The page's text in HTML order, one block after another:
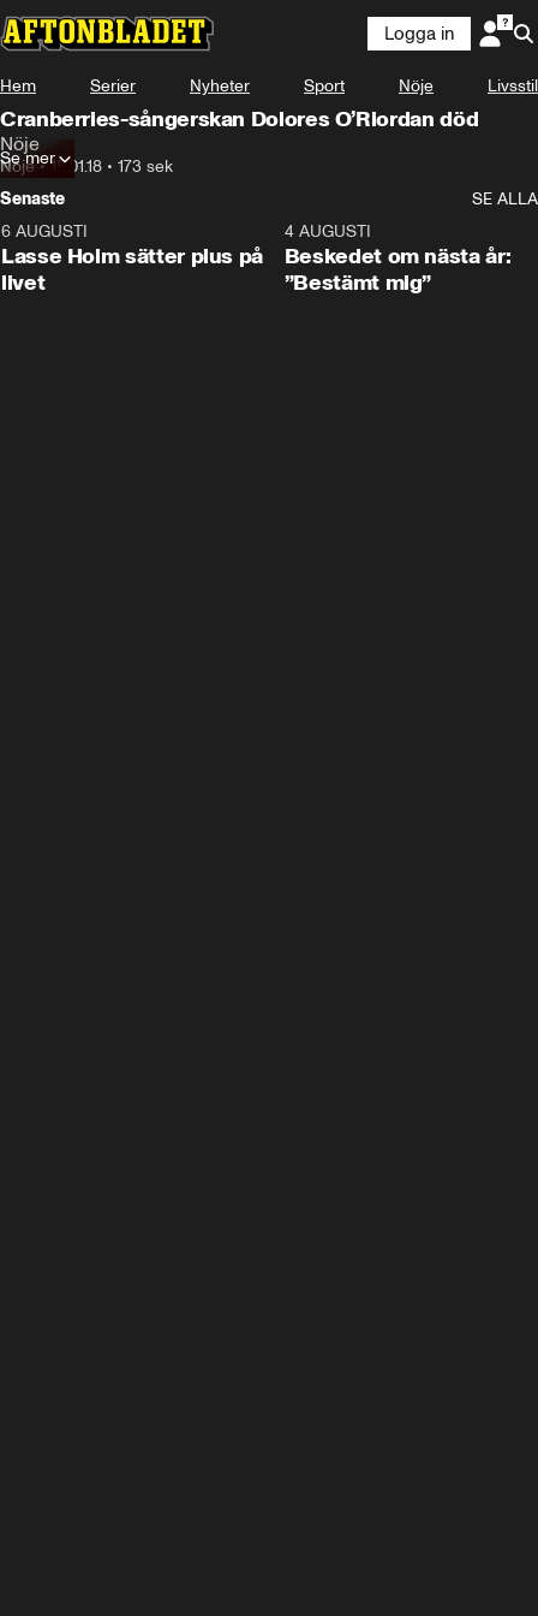
Logga in
Hem Serier Nyheter Sport Nöje Livsstil
Cranberries-sångerskan Dolores O’Riordan död
Nöje
Nöje•15.01.18 • 173 sek
Se mer
Senaste
SE ALLA
6 AUGUSTI
Lasse Holm sätter plus på
livet
4 AUGUSTI
Beskedet om nästa år:
”Bestämt mig”